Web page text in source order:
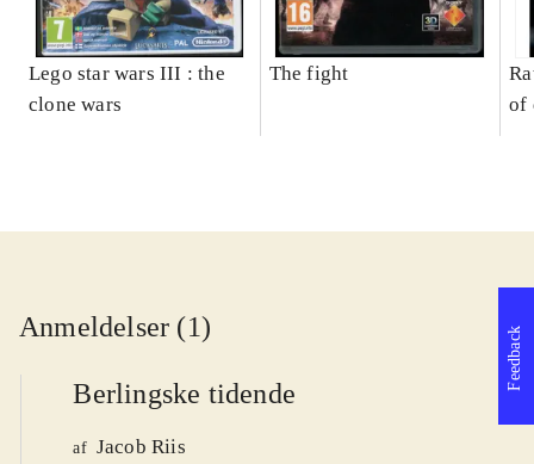
Lego star wars III : the
clone wars
The fight
of
Anmeldelser (1)
Berlingske tidende
af Jacob Riis
Feedback